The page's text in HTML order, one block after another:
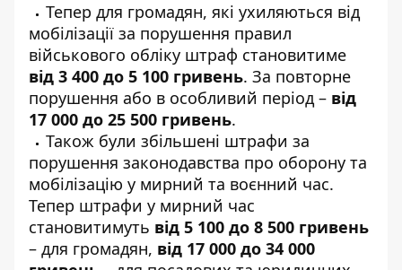
Тепер для громадян, які ухиляються від
мобілізації за порушення правил
військового обліку штраф становитиме
від 3 400 до 5 100 гривень. За повторне
порушення або в особливий період – від
17 000 до 25 500 гривень.
Також були збільшені штрафи за
порушення законодавства про оборону та
мобілізацію у мирний та воєнний час.
Тепер штрафи у мирний час
становитимуть від 5 100 до 8 500 гривень
– для громадян, від 17 000 до 34 000